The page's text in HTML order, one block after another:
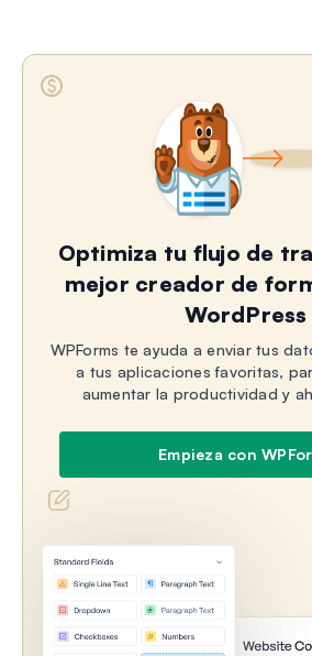
Optimiza tu flujo de
mejor creador de
WordPress
WPForms te ayuda a enviar tus
a tus aplicaciones favoritas,
aumentar la productividad y
Empieza con